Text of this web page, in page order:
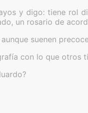
y digo: tiene rol
un rosario de
suenen
con lo que otros